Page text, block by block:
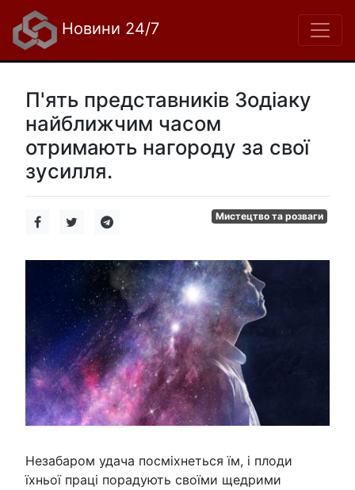
Новини 24/7
П'ять представників Зодіаку
найближчим часом
отримають нагороду за свої
зусилля.
Мистецтво та розваги
Незабаром удача посміхнеться їм, і плоди
їхньої праці порадують своїми щедрими